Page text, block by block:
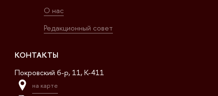
О нас
Редакционный совет
КОНТАКТЫ
Покровский б-р, 11, K-411
на карте